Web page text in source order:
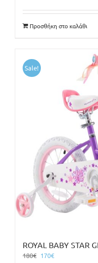
190€.είναι:
180€.
Προσθήκη στο καλάθι
Sale!
ROYAL BABY STAR
180€ Original
170€Η